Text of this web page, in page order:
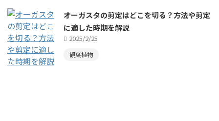
オーガスタの剪定はどこを切る？方法や剪定
に適した時期を解説
2025/2/25
観葉植物